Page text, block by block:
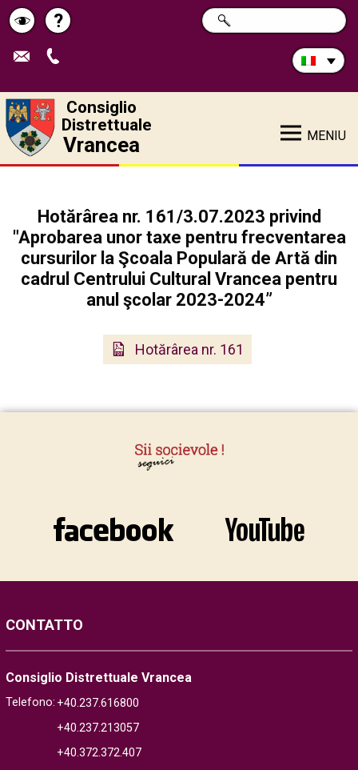
Schimbă
contrastul
Pagina
de
?
Cerca
nel
RICERCA
Consiglio
Distrettuale
Vrancea MENIU
Hotărârea nr. 161/3.07.2023 privind
"Aprobarea unor taxe pentru frecventarea
cursurilor la Şcoala Populară de Artă din
cadrul Centrului Cultural Vrancea pentru
anul şcolar 2023-2024”
Hotărârea nr. 161
CONTATTO
Consiglio Distrettuale Vrancea
Telefono: +40.237.616800
+40.237.213057
+40.372.372.407